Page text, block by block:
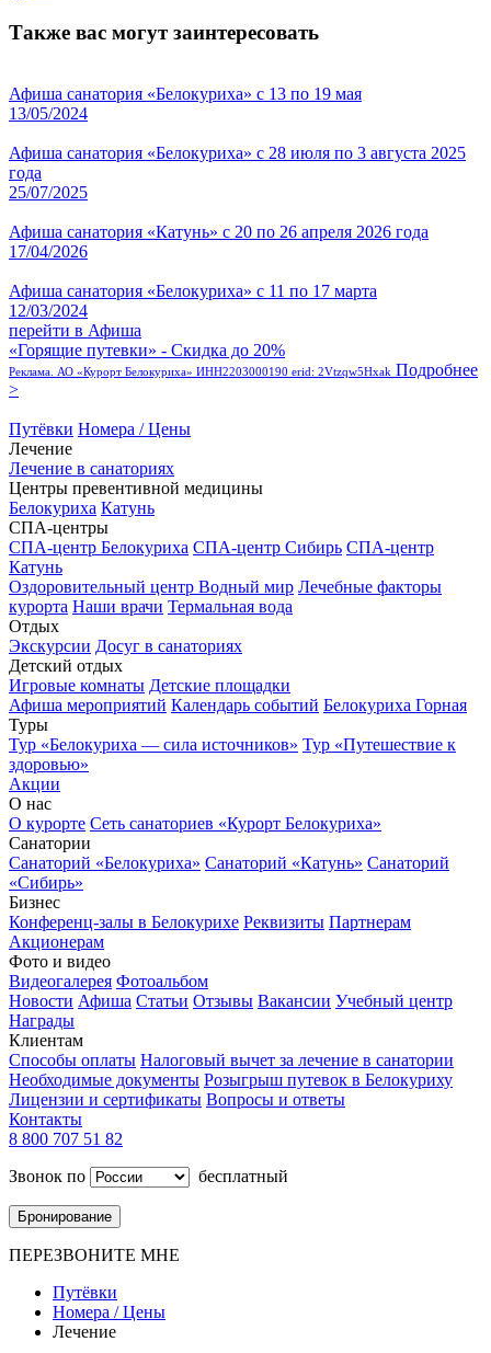
Также вас могут заинтересовать
Афиша санатория «Белокуриха» с 13 по 19 мая
13/05/2024
Афиша санатория «Белокуриха» с 28 июля по 3 августа 2025
года
25/07/2025
Афиша санатория «Катунь» с 20 по 26 апреля 2026 года
17/04/2026
Афиша санатория «Белокуриха» с 11 по 17 марта
12/03/2024
перейти в Афиша
«Горящие путевки» - Скидка до 20%
Реклама. АО «Курорт Белокуриха» ИНН2203000190 erid: 2Vtzqw5Hxak Подробнее
>
Путёвки Номера / Цены
Лечение
Лечение в санаториях
Центры превентивной медицины
Белокуриха Катунь
СПА-центры
СПА-центр Белокуриха СПА-центр Сибирь СПА-центр
Катунь
Оздоровительный центр Водный мир Лечебные факторы
курорта Наши врачи Термальная вода
Отдых
Экскурсии Досуг в санаториях
Детский отдых
Игровые комнаты Детские площадки
Афиша мероприятий Календарь событий Белокуриха Горная
Туры
Тур «Белокуриха — сила источников» Тур «Путешествие к
здоровью»
Акции
О нас
О курорте Сеть санаториев «Курорт Белокуриха»
Санатории
Санаторий «Белокуриха» Санаторий «Катунь» Санаторий
«Сибирь»
Бизнес
Конференц-залы в Белокурихе Реквизиты Партнерам
Акционерам
Фото и видео
Видеогалерея Фотоальбом
Новости Афиша Статьи Отзывы Вакансии Учебный центр
Награды
Клиентам
Способы оплаты Налоговый вычет за лечение в санатории
Необходимые документы Розыгрыш путевок в Белокуриху
Лицензии и сертификаты Вопросы и ответы
Контакты
8 800 707 51 82
Звонок по
бесплатный
Бронирование
ПЕРЕЗВОНИТЕ МНЕ
Путёвки
Номера / Цены
Лечение